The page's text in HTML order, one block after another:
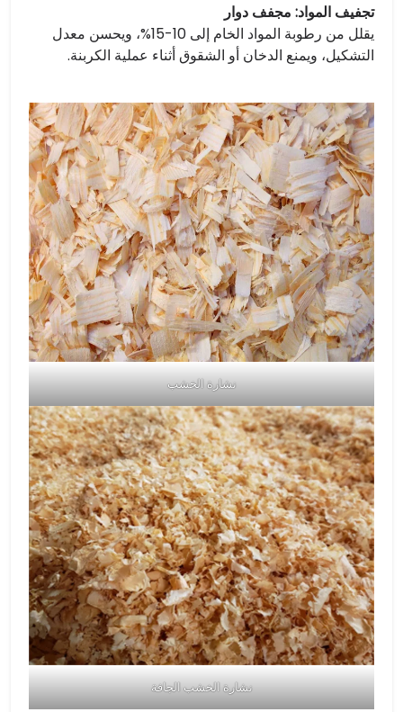
تجفيف المواد: مجفف دوار
يقلل من رطوبة المواد الخام إلى 10-15%، ويحسن معدل
التشكيل، ويمنع الدخان أو الشقوق أثناء عملية الكربنة.
نشارة الخشب
نشارة الخشب الجافة